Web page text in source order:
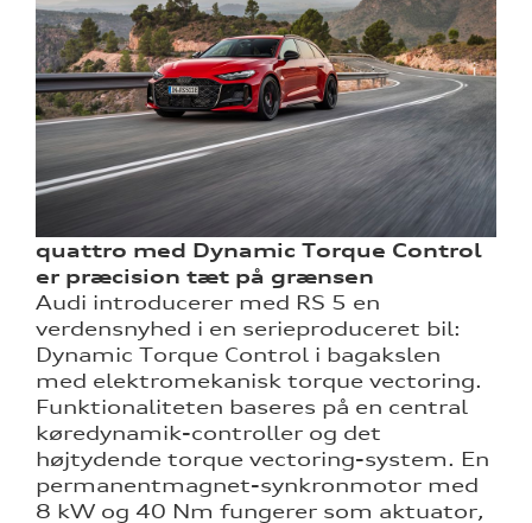
quattro med Dynamic Torque Control
er præcision tæt på grænsen
Audi introducerer med RS 5 en
verdensnyhed i en serieproduceret bil:
Dynamic Torque Control i bagakslen
med elektromekanisk torque vectoring.
Funktionaliteten baseres på en central
køredynamik-controller og det
højtydende torque vectoring-system. En
permanentmagnet-synkronmotor med
8 kW og 40 Nm fungerer som aktuator,